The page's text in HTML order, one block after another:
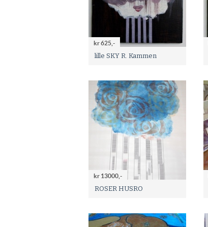
kr 625,-
lille SKY R. Kammen
kr 13000,-
ROSER HUSRO